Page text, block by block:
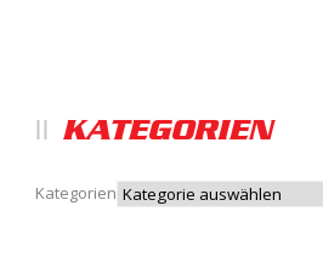
KATEGORIEN
Kategorien